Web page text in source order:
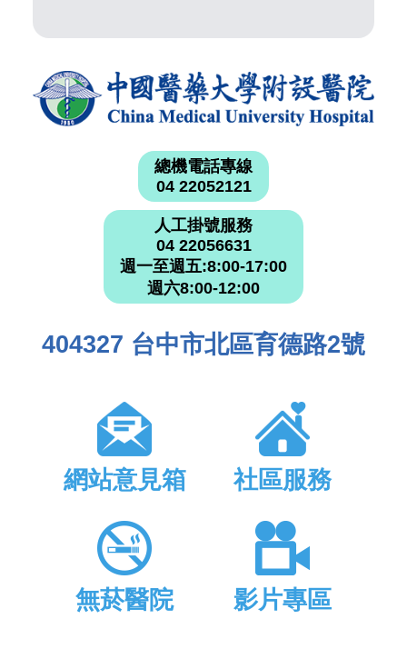
總機電話專線
04 22052121
人工掛號服務
04 22056631
週一至週五:8:00-17:00
週六8:00-12:00
404327 台中市北區育德路2號
網站意見箱 社區服務
無菸醫院 影片專區